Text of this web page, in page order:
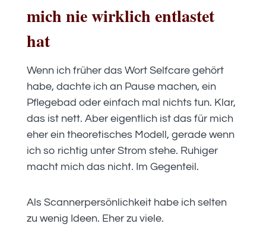
mich nie wirklich entlastet
hat
Wenn ich früher das Wort Selfcare gehört
habe, dachte ich an Pause machen, ein
Pflegebad oder einfach mal nichts tun. Klar,
das ist nett. Aber eigentlich ist das für mich
eher ein theoretisches Modell, gerade wenn
ich so richtig unter Strom stehe. Ruhiger
macht mich das nicht. Im Gegenteil.
Als Scannerpersönlichkeit habe ich selten
zu wenig Ideen. Eher zu viele.